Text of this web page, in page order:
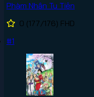
Phàm Nhân Tu Tiên
0 (177/176) FHD
#1